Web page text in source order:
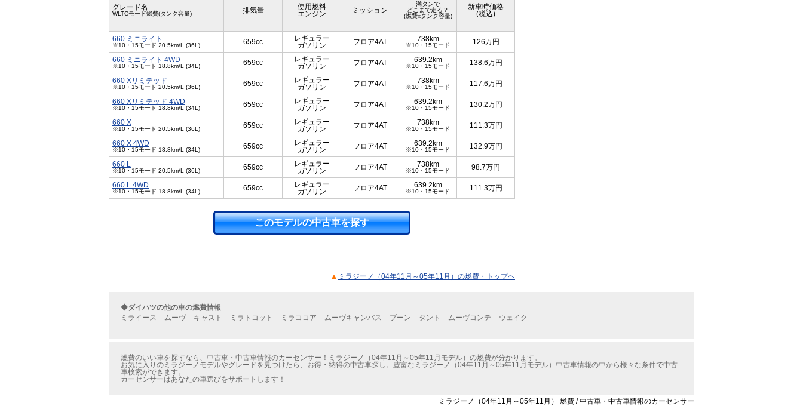
グレード名
WLTCモード燃費(タンク容量) 排気量
使用燃料
エンジン
ミッション
満タンで
どこまで走る？
(燃費xタンク容量)
新車時価格
(税込)
660 ミニライト
※10・15モード 20.5km/L (36L) 659cc
レギュラー
ガソリン
フロア4AT 738km
※10・15モード 126万円
660 ミニライト 4WD
※10・15モード 18.8km/L (34L) 659cc
レギュラー
ガソリン
フロア4AT 639.2km
※10・15モード 138.6万円
660 Xリミテッド
※10・15モード 20.5km/L (36L) 659cc
レギュラー
ガソリン
フロア4AT 738km
※10・15モード 117.6万円
660 Xリミテッド 4WD
※10・15モード 18.8km/L (34L) 659cc
レギュラー
ガソリン
フロア4AT 639.2km
※10・15モード 130.2万円
660 X
※10・15モード 20.5km/L (36L) 659cc
レギュラー
ガソリン
フロア4AT 738km
※10・15モード 111.3万円
660 X 4WD
※10・15モード 18.8km/L (34L) 659cc
レギュラー
ガソリン
フロア4AT 639.2km
※10・15モード 132.9万円
660 L
※10・15モード 20.5km/L (36L) 659cc
レギュラー
ガソリン
フロア4AT 738km
※10・15モード 98.7万円
660 L 4WD
※10・15モード 18.8km/L (34L) 659cc
レギュラー
ガソリン
フロア4AT 639.2km
※10・15モード 111.3万円
このモデルの中古車を探す
ミラジーノ（04年11月～05年11月）の燃費・トップヘ
◆ダイハツの他の車の燃費情報
ミライース
ムーヴ キャスト ミラトコット ミラココア ムーヴキャンバス ブーン タント ムーヴコンテ ウェイク
燃費のいい車を探すなら、中古車・中古車情報のカーセンサー！ミラジーノ（04年11月～05年11月モデル）の燃費が分かります。
お気に入りのミラジーノモデルやグレードを見つけたら、お得・納得の中古車探し。豊富なミラジーノ（04年11月～05年11月モデル）中古車情報の中から様々な条件で中古
車検索ができます。
カーセンサーはあなたの車選びをサポートします！
ミラジーノ（04年11月～05年11月） 燃費 / 中古車・中古車情報のカーセンサー